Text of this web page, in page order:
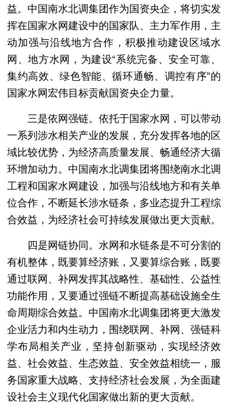
益。中国南水北调集团作为国资央企，将切实发
挥在国家水网建设中的国家队、主力军作用，主
动加强与沿线地方合作，积极推动建设区域水
网、地方水网，为建设“系统完备、安全可靠、
集约高效、绿色智能、循环通畅、调控有序”的
国家水网宏伟目标贡献国资央企力量。
三是依网强链。依托于国家水网，可以带动
一系列涉水相关产业的发展，充分发挥各地的区
域比较优势，为经济高质量发展、畅通经济大循
环增加动力。中国南水北调集团将围绕南水北调
工程和国家水网建设，加强与沿线地方和有关单
位合作，不断延长涉水链条，多业态提升工程综
合效益，为经济社会可持续发展做出更大贡献。
四是网链协同。水网和水链条是不可分割的
有机整体，既要算经济账，又要算综合账，既要
通过联网、补网发挥其战略性、基础性、公益性
功能作用，又要通过强链不断提高基础设施全生
命周期综合效益。中国南水北调集团将更大激发
企业活力和内生动力，围绕联网、补网、强链科
学布局相关产业，坚持创新驱动，实现经济效
益、社会效益、生态效益、安全效益相统一，服
务国家重大战略、支持经济社会发展，为全面建
设社会主义现代化国家做出新的更大贡献。